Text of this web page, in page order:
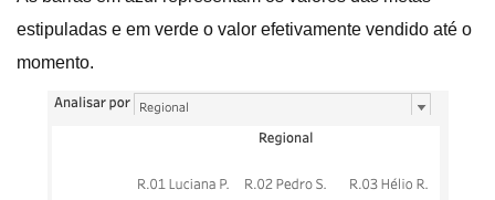
estipuladas e em verde o valor efetivamente vendido até o
momento.